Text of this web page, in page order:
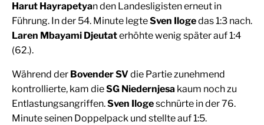
Harut Hayrapetyan den Landesligisten erneut in
Führung. In der 54. Minute legteSven Ilogedas 1:3 nach.
Laren Mbayami Djeutaterhöhte wenig später auf 1:4
(62.).
Während der Bovender SVdie Partie zunehmend
kontrollierte, kam dieSG Niedernjesa kaum noch zu
Entlastungsangriffen.Sven Ilogeschnürte in der 76.
Minute seinen Doppelpack und stellte auf 1:5.